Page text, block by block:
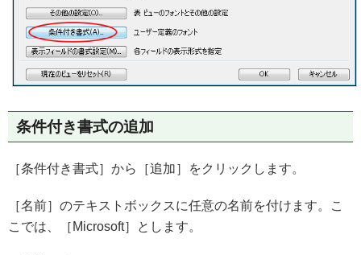
条件付き書式の追加
［条件付き書式］から［追加］をクリックします。
［名前］のテキストボックスに任意の名前を付けます。こ
こでは、［Microsoft］とします。